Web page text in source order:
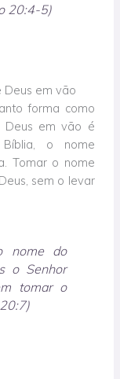
20:4-5)
Deus em vão
forma como
Deus em vão é
o nome
Tomar o nome
sem o levar
nome do
o Senhor
tomar o